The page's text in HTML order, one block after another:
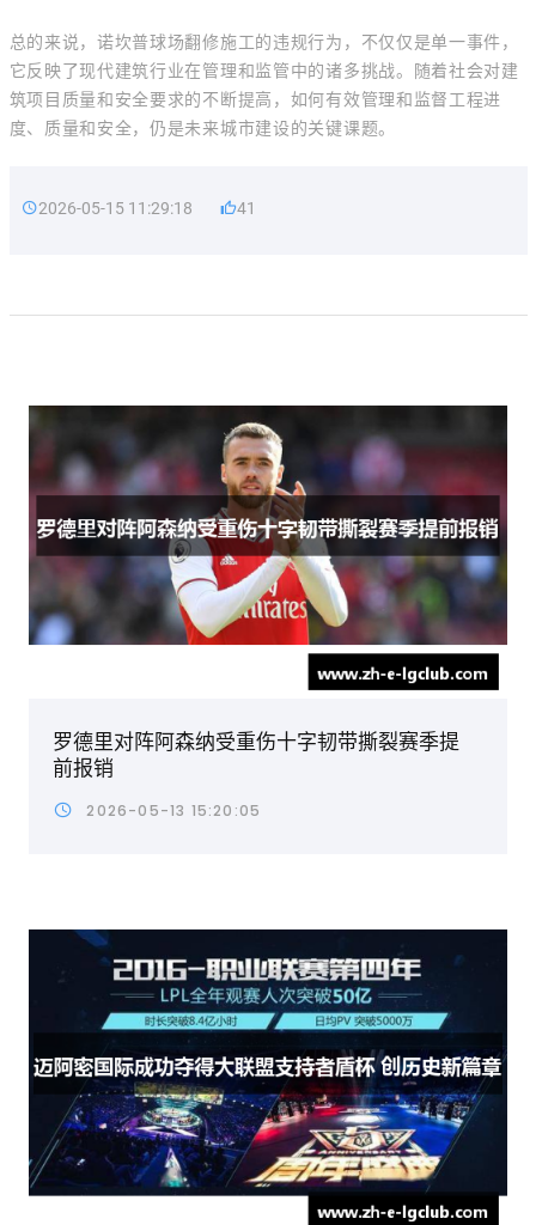
总的来说，诺坎普球场翻修施工的违规行为，不仅仅是单一事件，
它反映了现代建筑行业在管理和监管中的诸多挑战。随着社会对建
筑项目质量和安全要求的不断提高，如何有效管理和监督工程进
度、质量和安全，仍是未来城市建设的关键课题。
2026-05-15 11:29:18 41
罗德里对阵阿森纳受重伤十字韧带撕裂赛季提
前报销
2026-05-13 15:20:05